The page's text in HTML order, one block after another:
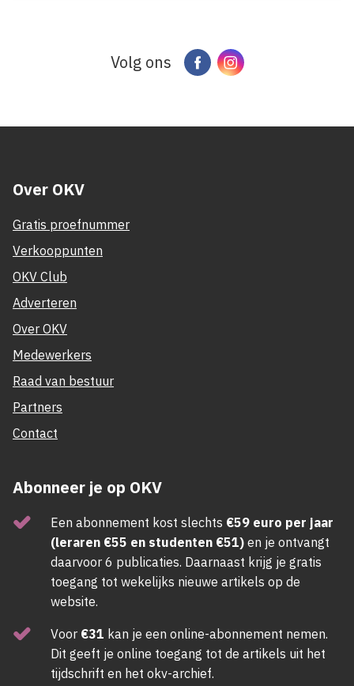
Volg ons FacebookInstagram
Over OKV
Gratis proefnummer
Verkooppunten
OKV Club
Adverteren
Over OKV
Medewerkers
Raad van bestuur
Partners
Contact
Abonneer je op OKV
Een abonnement kost slechts €59 euro per jaar
(leraren €55 en studenten €51) en je ontvangt
daarvoor 6 publicaties. Daarnaast krijg je gratis
toegang tot wekelijks nieuwe artikels op de
website.
Voor €31 kan je een online-abonnement nemen.
Dit geeft je online toegang tot de artikels uit het
tijdschrift en het okv-archief.